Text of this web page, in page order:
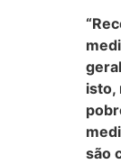
isto,
são